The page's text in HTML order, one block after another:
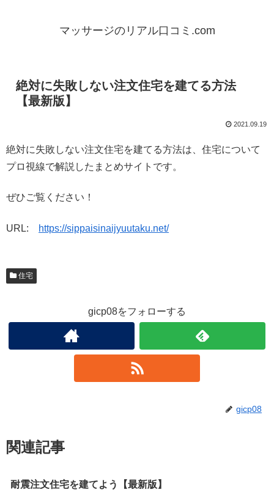
マッサージのリアル口コミ.com
絶対に失敗しない注文住宅を建てる方法
【最新版】
2021.09.19
絶対に失敗しない注文住宅を建てる方法は、住宅について
プロ視線で解説したまとめサイトです。
ぜひご覧ください！
URL: https://sippaisinaijyuutaku.net/
住宅
gicp08をフォローする
gicp08
関連記事
耐震注文住宅を建てよう【最新版】